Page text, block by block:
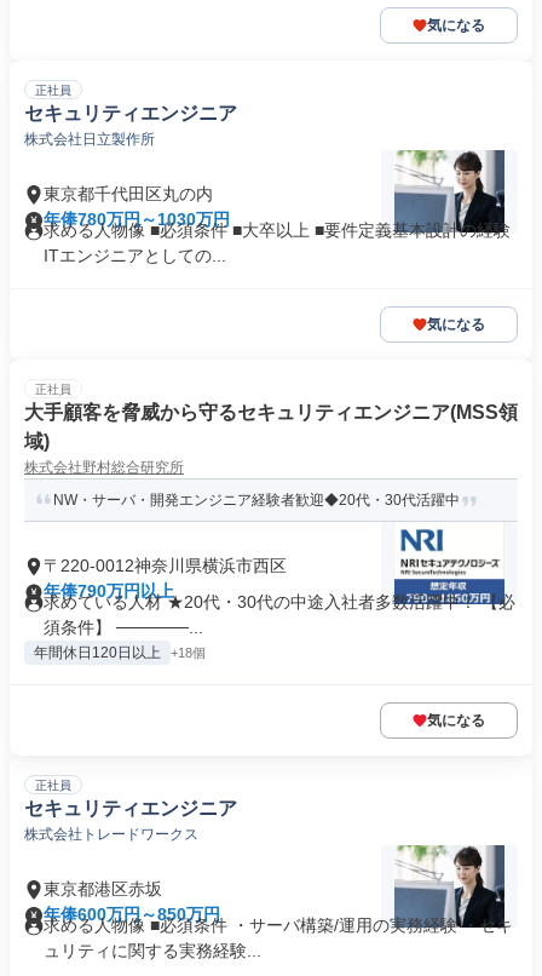
気になる
正社員
セキュリティエンジニア
株式会社日立製作所
東京都千代田区丸の内
年俸780万円～1030万円
求める人物像 ■必須条件 ■大卒以上 ■要件定義基本設計の経験
ITエンジニアとしての...
気になる
正社員
大手顧客を脅威から守るセキュリティエンジニア(MSS領
域)
株式会社野村総合研究所
NW・サーバ・開発エンジニア経験者歓迎◆20代・30代活躍中
〒220-0012神奈川県横浜市西区
年俸790万円以上
求めている人材 ★20代・30代の中途入社者多数活躍中！ 【必
須条件】 ──────...
年間休日120日以上 +18個
気になる
正社員
セキュリティエンジニア
株式会社トレードワークス
東京都港区赤坂
年俸600万円～850万円
求める人物像 ■必須条件 ・サーバ構築/運用の実務経験 ・セキ
ュリティに関する実務経験...